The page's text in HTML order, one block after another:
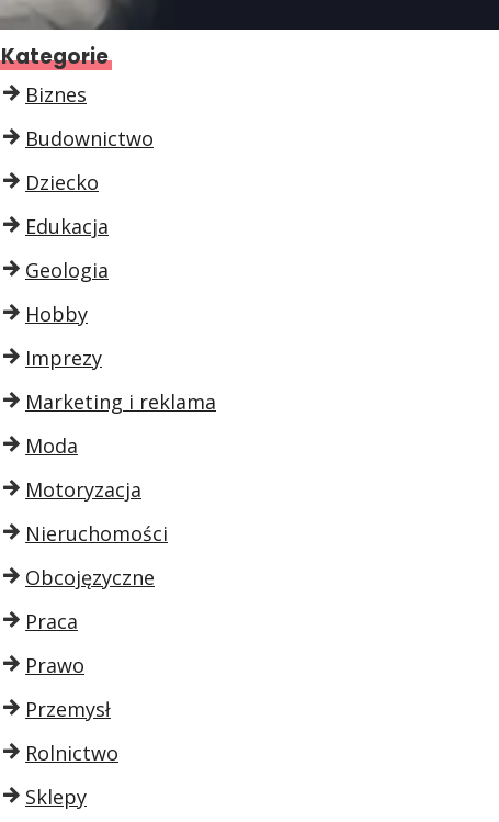
Kategorie
Biznes
Budownictwo
Dziecko
Edukacja
Geologia
Hobby
Imprezy
Marketing i reklama
Moda
Motoryzacja
Nieruchomości
Obcojęzyczne
Praca
Prawo
Przemysł
Rolnictwo
Sklepy